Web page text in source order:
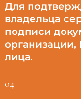
Для
владельца
подписи
лица.
04